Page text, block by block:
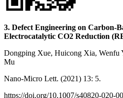
3. Defect Engineering on
Electrocatalytic CO2 Reduction
Dongping Xue, Huicong Xia, Wenfu
Mu
Nano-Micro Lett. (2021) 13: 5.
https://doi.org/10.1007/s40820-020-